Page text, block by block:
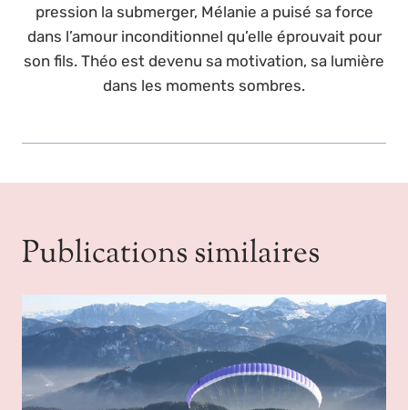
pression la submerger, Mélanie a puisé sa force
dans l’amour inconditionnel qu’elle éprouvait pour
son fils. Théo est devenu sa motivation, sa lumière
dans les moments sombres.
Publications similaires